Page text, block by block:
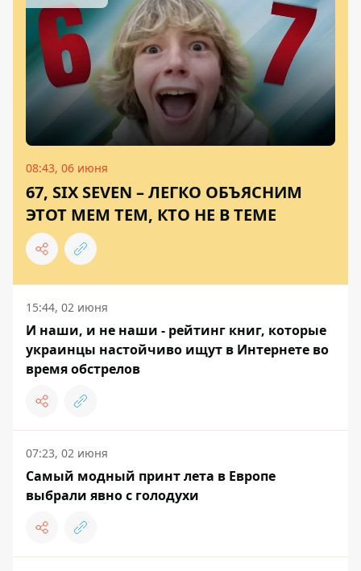
08:43, 06 июня
67, SIX SEVEN – ЛЕГКО ОБЪЯСНИМ
ЭТОТ МЕМ ТЕМ, КТО НЕ В ТЕМЕ
15:44, 02 июня
И наши, и не наши - рейтинг книг, которые
украинцы настойчиво ищут в Интернете во
время обстрелов
07:23, 02 июня
Самый модный принт лета в Европе
выбрали явно с голодухи